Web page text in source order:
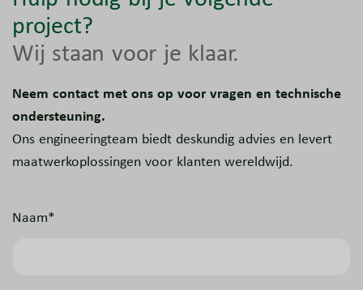
project?
Wij staan voor je klaar.
Neem contact met ons op voor vragen en technische
ondersteuning.
Ons engineeringteam biedt deskundig advies en levert
maatwerkoplossingen voor klanten wereldwijd.
Naam*